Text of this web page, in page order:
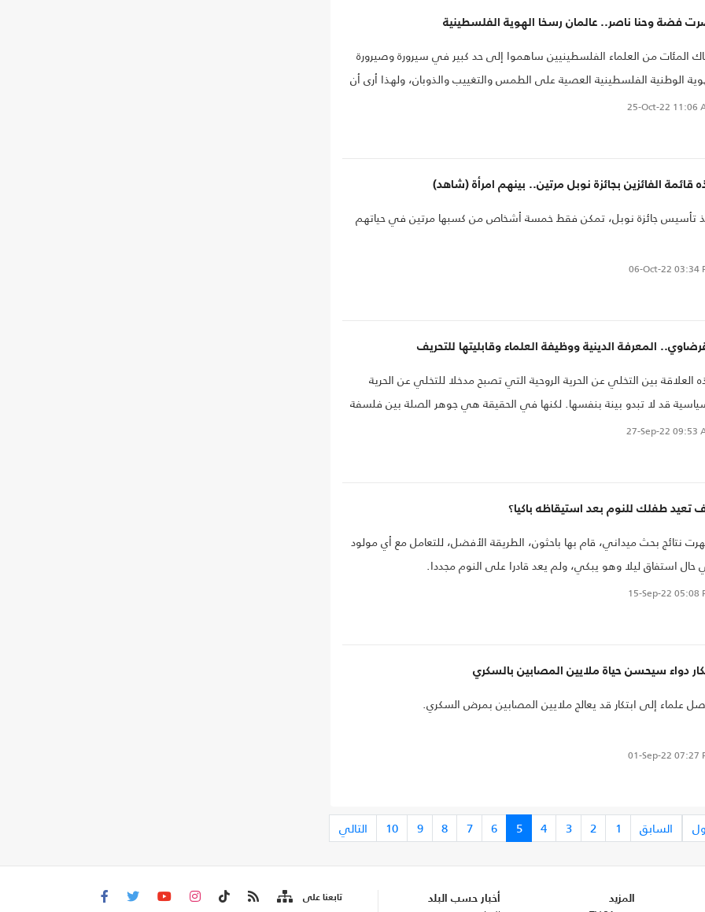
فضة وحنا ناصر.. عالمان رسخا الهوية الفلسطينية
المئات من العلماء الفلسطينيين ساهموا إلى حد كبير في سيرورة وصيرورة
الوطنية الفلسطينية العصية على الطمس والتغييب والذوبان، ولهذا أرى أن
ليست بخطر مع استمرار نتاجات الشعب الفلسطيني وتطورها، وفي المقدمة
25-Oct-22 11:06
قائمة الفائزين بجائزة نوبل مرتين.. بينهم امرأة (شاهد)
تأسيس جائزة نوبل، تمكن فقط خمسة أشخاص من كسبها مرتين في حياتهم
06-Oct-22 03:34
المعرفة الدينية ووظيفة العلماء وقابليتها للتحريف
العلاقة بين التخلي عن الحرية الروحية التي تصبح مدخلا للتخلي عن الحرية
قد لا تبدو بينة بنفسها. لكنها في الحقيقة هي جوهر الصلة بين فلسفة
وفلسفة التاريخ. والوسيط بينهما هو نوع من الانتقال اللاواعي من قبول
27-Sep-22 09:53
تعيد طفلك للنوم بعد استيقاظه باكيا؟
نتائج بحث ميداني، قام بها باحثون، الطريقة الأفضل، للتعامل مع أي مولود
حال استفاق ليلا وهو يبكي، ولم يعد قادرا على النوم مجددا.
15-Sep-22 05:08
دواء سيحسن حياة ملايين المصابين بالسكري
علماء إلى ابتكار قد يعالج ملايين المصابين بمرض السكري.
01-Sep-22 07:27
السابق 1
2
3
4
5
6
7
8
9
10 التالي
المزيد أخبار حسب البلد تابعنا على